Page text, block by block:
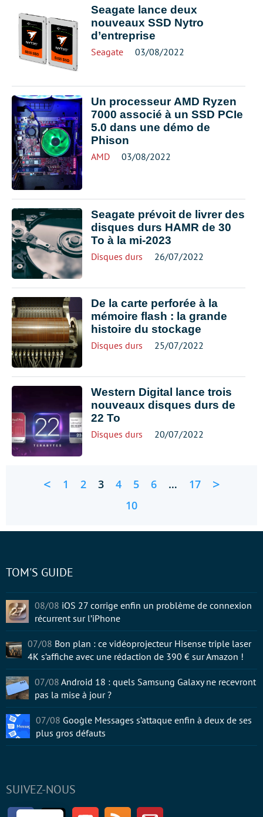
Seagate lance deux
nouveaux SSD Nytro
d’entreprise
Seagate 03/08/2022
Un processeur AMD Ryzen
7000 associé à un SSD PCIe
5.0 dans une démo de
Phison
AMD 03/08/2022
Seagate prévoit de livrer des
disques durs HAMR de 30
To à la mi-2023
Disques durs 26/07/2022
De la carte perforée à la
mémoire flash : la grande
histoire du stockage
Disques durs 25/07/2022
Western Digital lance trois
nouveaux disques durs de
22 To
Disques durs 20/07/2022
< 1 2 3 4 5 6 … 17 >
10
SUIVEZ-NOUS
FacebookTwitter Youtube RSS Newsletter
TOM'S GUIDE
08/08 iOS 27 corrige enfin un problème de connexion
récurrent sur l’iPhone
07/08 Bon plan : ce vidéoprojecteur Hisense triple laser
4K s’affiche avec une rédaction de 390 € sur Amazon !
07/08 Android 18 : quels Samsung Galaxy ne recevront
pas la mise à jour ?
07/08 Google Messages s’attaque enfin à deux de ses
plus gros défauts